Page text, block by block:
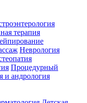
терапия
Неврология
Процедурный
и андрология